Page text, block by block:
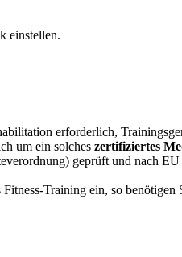
einstellen.
erforderlich,
um ein solches zertifiziertes
geprüft und nach
Training ein, so